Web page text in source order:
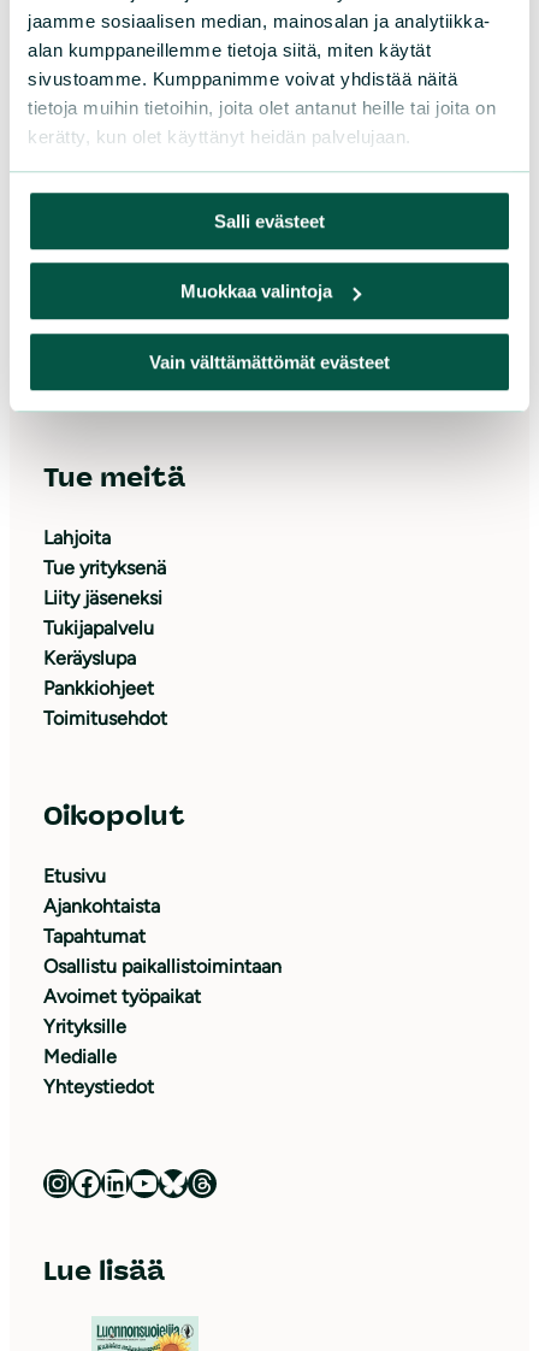
jaamme sosiaalisen median, mainosalan ja analytiikka-
alan kumppaneillemme tietoja siitä, miten käytät
sivustoamme. Kumppanimme voivat yhdistää näitä
tietoja muihin tietoihin, joita olet antanut heille tai joita on
kerätty, kun olet käyttänyt heidän palvelujaan.
Salli evästeet
Muokkaa valintoja
Vain välttämättömät evästeet
00580 Helsinki
Asiakaspalvelu ja lahjoitukset
Puh. 09 228 08210 (arkisin 9-15)
toimisto@sll.fi
Tue meitä
Lahjoita
Tue yrityksenä
Liity jäseneksi
Tukijapalvelu
Keräyslupa
Pankkiohjeet
Toimitusehdot
Oikopolut
Etusivu
Ajankohtaista
Tapahtumat
Osallistu paikallistoimintaan
Avoimet työpaikat
Yrityksille
Medialle
Yhteystiedot
Luonnonsuojeluliitto Instagramissa Luonnonsuojeluliitto Facebookissa Luonnonsuojeluliitto LinkedInissä Luonnonsuojeluliiton YouTube-kanava Luonnonsuojeluliitto Blueskyssa Luonnonsuojeluliitto Threadsissa
Lue lisää